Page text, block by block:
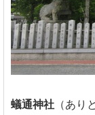
蟻通神社 （あ